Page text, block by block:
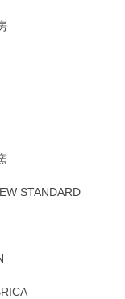
STANDARD